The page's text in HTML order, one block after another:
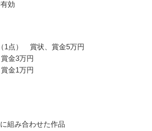
効
1点） 賞状、賞金5万円
金3万円
金1万円
組み合わせた作品